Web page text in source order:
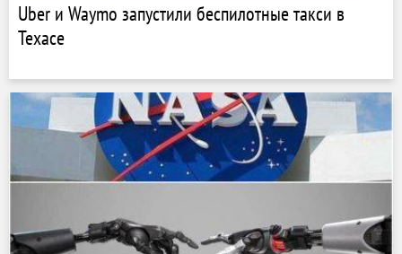
Uber и Waymo запустили беспилотные такси в
Техасе